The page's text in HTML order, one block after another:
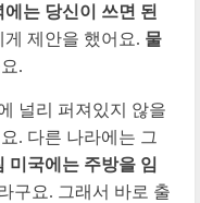
는 당신이 쓰면 된
제안을 했어요. 물
.
널리 퍼져있지 않을
. 다른 나라에는 그
미국에는 주방을 임
구요. 그래서 바로 출